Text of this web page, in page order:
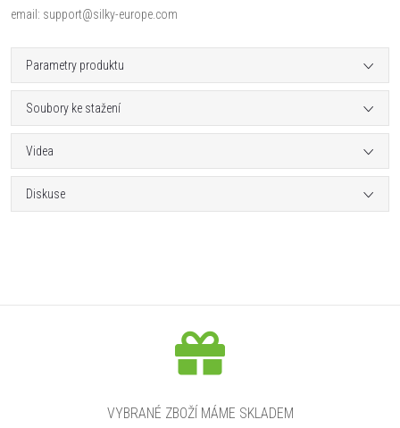
email: support@silky-europe.com
Parametry produktu
Soubory ke stažení
Videa
Diskuse
VYBRANÉ ZBOŽÍ MÁME SKLADEM